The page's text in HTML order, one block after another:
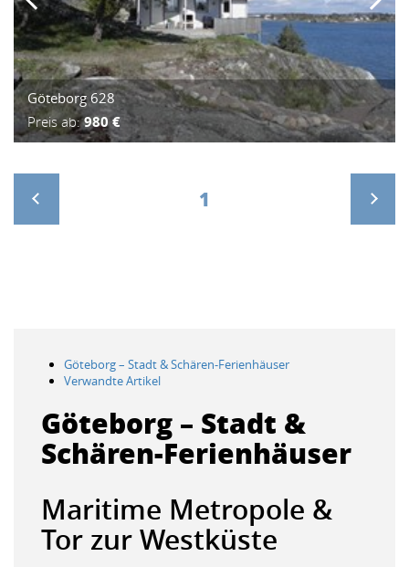
Göteborg 628
Preis ab:980 €
1
Göteborg – Stadt & Schären-Ferienhäuser
Verwandte Artikel
Göteborg – Stadt &
Schären-Ferienhäuser
Maritime Metropole &
Tor zur Westküste